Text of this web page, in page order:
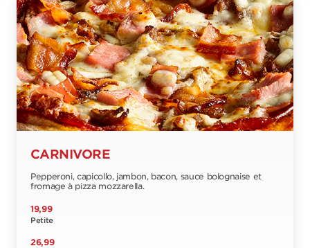
CARNIVORE
Pepperoni, capicollo, jambon, bacon, sauce bolognaise et
fromage à pizza mozzarella.
19,99
Petite
26,99